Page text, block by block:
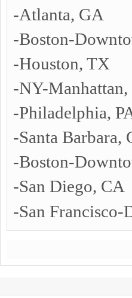
-Atlanta, GA
-Boston-
-Houston, TX
-NY-
-Philadelphia,
-Santa Barbara,
-Boston-
-San Diego, CA
-San